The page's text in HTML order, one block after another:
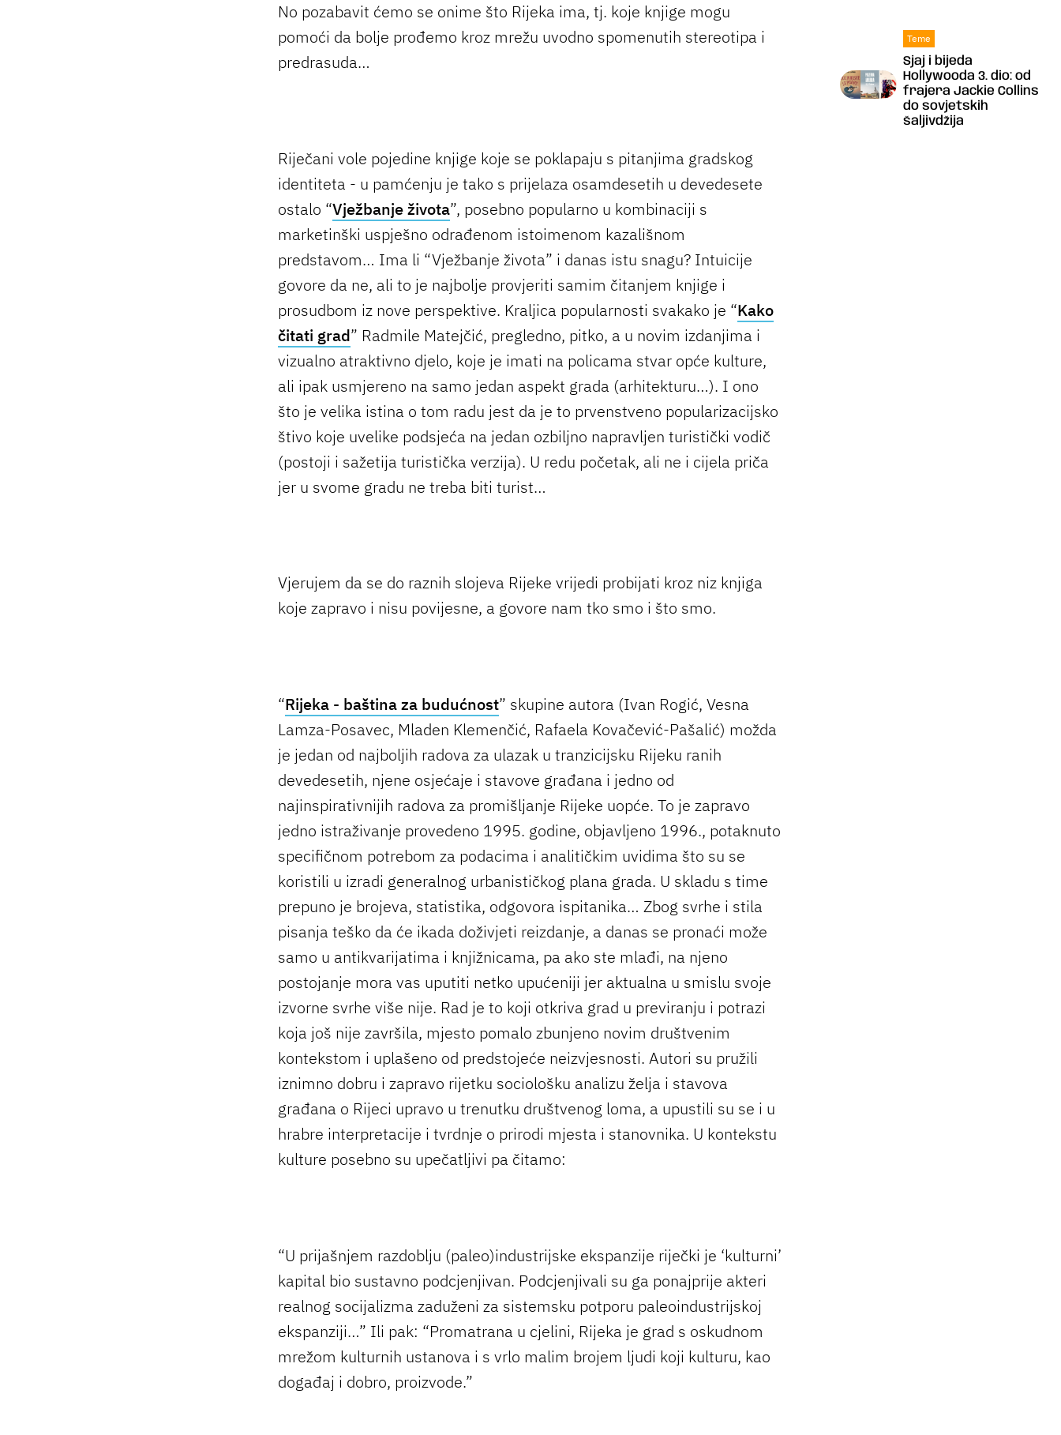
No pozabavit ćemo se onime što Rijeka ima, tj. koje knjige mogu
pomoći da bolje prođemo kroz mrežu uvodno spomenutih stereotipa i
predrasuda…
Riječani vole pojedine knjige koje se poklapaju s pitanjima gradskog
identiteta - u pamćenju je tako s prijelaza osamdesetih u devedesete
ostalo “Vježbanje života”, posebno popularno u kombinaciji s
marketinški uspješno odrađenom istoimenom kazališnom
predstavom… Ima li “Vježbanje života” i danas istu snagu? Intuicije
govore da ne, ali to je najbolje provjeriti samim čitanjem knjige i
prosudbom iz nove perspektive. Kraljica popularnosti svakako je “Kako
čitati grad” Radmile Matejčić, pregledno, pitko, a u novim izdanjima i
vizualno atraktivno djelo, koje je imati na policama stvar opće kulture,
ali ipak usmjereno na samo jedan aspekt grada (arhitekturu…). I ono
što je velika istina o tom radu jest da je to prvenstveno popularizacijsko
štivo koje uvelike podsjeća na jedan ozbiljno napravljen turistički vodič
(postoji i sažetija turistička verzija). U redu početak, ali ne i cijela priča
jer u svome gradu ne treba biti turist…
Vjerujem da se do raznih slojeva Rijeke vrijedi probijati kroz niz knjiga
koje zapravo i nisu povijesne, a govore nam tko smo i što smo.
“Rijeka - baština za budućnost” skupine autora (Ivan Rogić, Vesna
Lamza-Posavec, Mladen Klemenčić, Rafaela Kovačević-Pašalić) možda
je jedan od najboljih radova za ulazak u tranzicijsku Rijeku ranih
devedesetih, njene osjećaje i stavove građana i jedno od
najinspirativnijih radova za promišljanje Rijeke uopće. To je zapravo
jedno istraživanje provedeno 1995. godine, objavljeno 1996., potaknuto
specifičnom potrebom za podacima i analitičkim uvidima što su se
koristili u izradi generalnog urbanističkog plana grada. U skladu s time
prepuno je brojeva, statistika, odgovora ispitanika… Zbog svrhe i stila
pisanja teško da će ikada doživjeti reizdanje, a danas se pronaći može
samo u antikvarijatima i knjižnicama, pa ako ste mlađi, na njeno
postojanje mora vas uputiti netko upućeniji jer aktualna u smislu svoje
izvorne svrhe više nije. Rad je to koji otkriva grad u previranju i potrazi
koja još nije završila, mjesto pomalo zbunjeno novim društvenim
kontekstom i uplašeno od predstojeće neizvjesnosti. Autori su pružili
iznimno dobru i zapravo rijetku sociološku analizu želja i stavova
građana o Rijeci upravo u trenutku društvenog loma, a upustili su se i u
hrabre interpretacije i tvrdnje o prirodi mjesta i stanovnika. U kontekstu
kulture posebno su upečatljivi pa čitamo:
“U prijašnjem razdoblju (paleo)industrijske ekspanzije riječki je ‘kulturni’
kapital bio sustavno podcjenjivan. Podcjenjivali su ga ponajprije akteri
realnog socijalizma zaduženi za sistemsku potporu paleoindustrijskoj
ekspanziji…” Ili pak: “Promatrana u cjelini, Rijeka je grad s oskudnom
mrežom kulturnih ustanova i s vrlo malim brojem ljudi koji kulturu, kao
događaj i dobro, proizvode.”
Teme
Sjaj i bijeda
Hollywooda 3. dio: od
frajera Jackie Collins
do sovjetskih
šaljivdžija